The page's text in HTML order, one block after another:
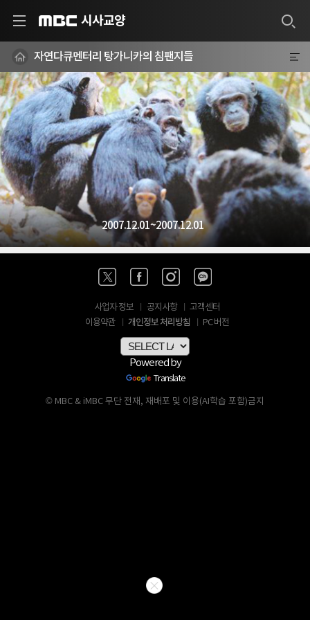
시사교양
자연다큐멘터리 탕가니카의 침팬지들
2007.12.01~2007.12.01
사업자 정보 공지사항
고객센터
이용약관
개인정보 처리방침 PC 버전
Powered by
Translate
© MBC & iMBC 무단 전재, 재배포 및 이용(AI학습 포함)금지